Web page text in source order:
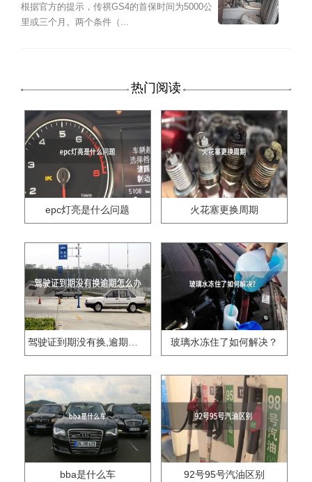
根据官方的提示，传祺GS4的首保时间为5000公
里或三个月。两个条件（...
热门阅读
epc灯亮是什么问题 火花塞更换周期
驾驶证到期没有换,逾期怎么办?? 玻璃水冻住了如何解决？
bba是什么车 92号95号汽油区别